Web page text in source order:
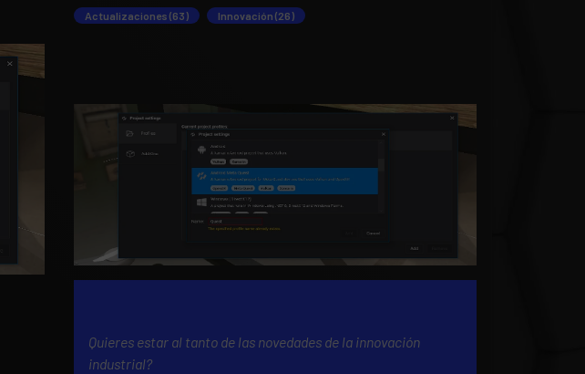
Actualizaciones (63) Innovación (26)
Quieres estar al tanto de las novedades de la innovación
industrial?